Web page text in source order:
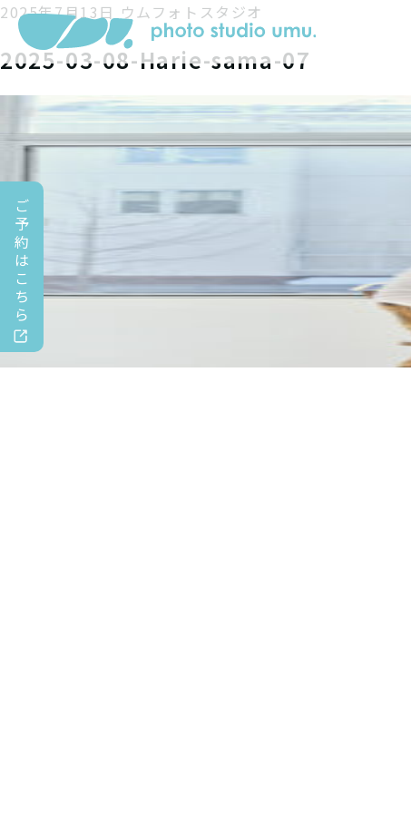
ご
予
約
は
こ
ち
ら
2025年7月13日 ウムフォトスタジオ
2025-03-08-Harie-sama-07